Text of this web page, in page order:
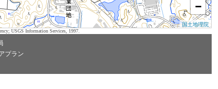
−
国土地理院
USGS Information Services, 1997.
プラン